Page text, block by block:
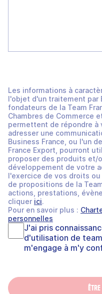
Les informations à
l'objet d'un traitement par
fondateurs de la Team
Chambres de Commerce
permettent de répondre à
adresser une
Business France, ou l'un
France Export, pourront
proposer des produits et/
développement de votre
l'exercice de vos droits
de propositions de la
actions, prestations,
cliquer ici.
Pour en savoir plus :
personnelles
J'ai pris
d'utilisation de
m'engage à m'y